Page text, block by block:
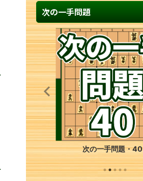
次の一手問題
次の一手問題・40